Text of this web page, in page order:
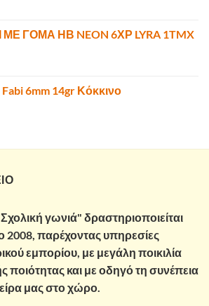
ΓΟΜΑ ΗΒ NEON 6ΧΡ LYRA 1TMX
Fabi 6mm 14gr Κόκκινο
γωνιά" δραστηριοποιείται
2008, παρέχοντας υπηρεσίες
εμπορίου, με μεγάλη ποικιλία
και με οδηγό τη συνέπεια
μας στο χώρο.